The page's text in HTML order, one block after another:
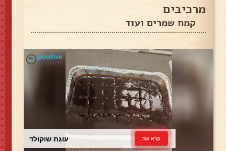
מרכיבים
קמח שמרים ועוד
עוגת שוקולד קרא עוד